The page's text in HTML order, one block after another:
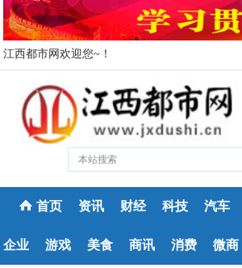
江西都市网欢迎您~！
首页 资讯 财经 科技 汽车
企业 游戏 美食 商讯 消费 微商